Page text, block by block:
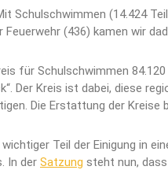
Schulschwimmen (14.424
Feuerwehr (436) kamen wir
für Schulschwimmen
Der Kreis ist dabei, diese
Die Erstattung der Kreise
Teil der Einigung in
In der Satzung steht nun,